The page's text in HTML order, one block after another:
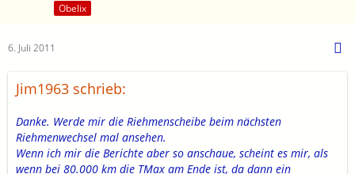
Obelix
6. Juli 2011
Jim1963 schrieb:
Danke. Werde mir die Riehmenscheibe beim nächsten
Riehmenwechsel mal ansehen.
Wenn ich mir die Berichte aber so anschaue, scheint es mir, als
wenn bei 80.000 km die TMax am Ende ist, da dann ein